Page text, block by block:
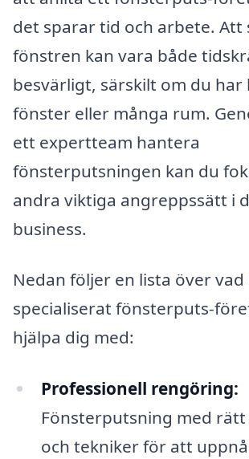
det sparar tid och arbete. Att
fönstren kan vara både
besvärligt, särskilt om du har
fönster eller många rum.
ett expertteam hantera
fönsterputsningen kan du
andra viktiga angreppssätt i
business.
Nedan följer en lista över
specialiserat fönsterputs-
hjälpa dig med:
Professionell rengöring:
Fönsterputsning med
och tekniker för att